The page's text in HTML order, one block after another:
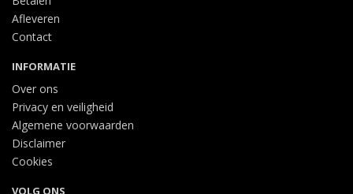
Afleveren
Contact
INFORMATIE
Over ons
Privacy en veiligheid
Algemene voorwaarden
Disclaimer
Cookies
VOLG ONS